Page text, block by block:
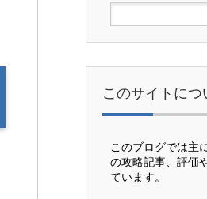
このサイトにつ
このブログでは主
の攻略記事、評価
ています。